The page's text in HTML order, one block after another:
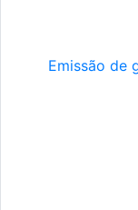
Emissão de